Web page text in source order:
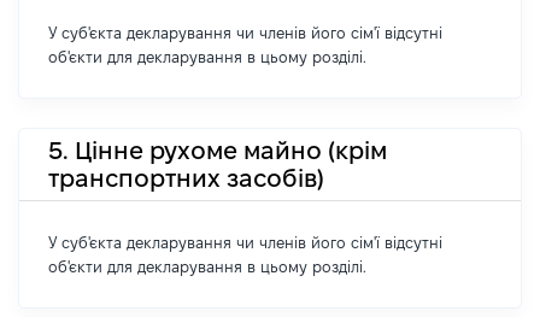
У суб'єкта декларування чи членів його сім'ї відсутні
об'єкти для декларування в цьому розділі.
5. Цінне рухоме майно (крім
транспортних засобів)
У суб'єкта декларування чи членів його сім'ї відсутні
об'єкти для декларування в цьому розділі.